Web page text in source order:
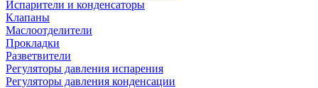
Испарители и конденсаторы
Клапаны
Маслоотделители
Прокладки
Разветвители
Регуляторы давления испарения
Регуляторы давления конденсации